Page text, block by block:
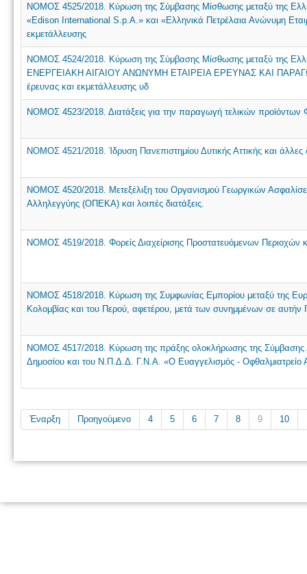
NOMOΣ 4525/2018. Κύρωση της Σύμβασης Μίσθωσης μεταξύ της
«Edison International S.p.A.» και «Ελληνικά Πετρέλαια Ανώνυμη
εκμετάλλευσης
NOMOΣ 4524/2018. Κύρωση της Σύμβασης Μίσθωσης μεταξύ της
ΕΝΕΡΓΕΙΑΚΗ ΑΙΓΑΙΟΥ ΑΝΩΝΥΜΗ ΕΤΑΙΡΕΙΑ ΕΡΕΥΝΑΣ ΚΑΙ
έρευνας και εκμετάλλευσης υδ
NOMOΣ 4523/2018. Διατάξεις για την παραγωγή τελικών προϊόντων
NOMOΣ 4521/2018. Ίδρυση Πανεπιστημίου Δυτικής Αττικής και άλλες
NOMOΣ 4520/2018. Μετεξέλιξη του Οργανισμού Γεωργικών
Αλληλεγγύης (ΟΠΕΚΑ) και λοιπές διατάξεις.
NOMOΣ 4519/2018. Φορείς Διαχείρισης Προστατευόμενων Περιοχών
NOMOΣ 4518/2018. Κύρωση της Συμφωνίας Εμπορίου μεταξύ της
Κολομβίας και του Περού, αφετέρου, μετά των συνημμένων σε
NOMOΣ 4517/2018. Κύρωση της πράξης ολοκλήρωσης της
Δημοσίου και του Ν.Π.Δ.Δ. Γ.Ν.Α. «Ο Ευαγγελισμός - Οφθαλμιατρείο
Έναρξη Προηγούμενο 4 5 6 7 8 9 10